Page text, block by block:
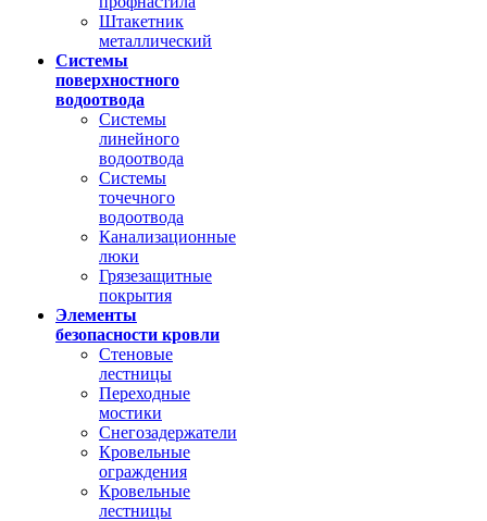
Штакетник
металлический
Системы
поверхностного
водоотвода
Системы
линейного
водоотвода
Системы
точечного
водоотвода
Канализационные
люки
Грязезащитные
покрытия
Элементы
безопасности кровли
Стеновые
лестницы
Переходные
мостики
Снегозадержатели
Кровельные
ограждения
Кровельные
лестницы